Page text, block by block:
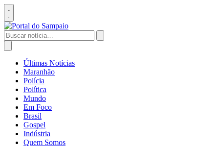
Pular
para
o
conteúdo
Abrir
menu
Buscar
por:
Abrir
buscaÚltimas Notícias
Maranhão
Polícia
Política
Mundo
Em Foco
Brasil
Gospel
Indústria
Quem Somos